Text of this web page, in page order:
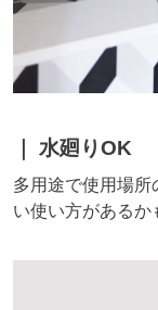
水廻りOK
多用途で使用場
い使い方があるか